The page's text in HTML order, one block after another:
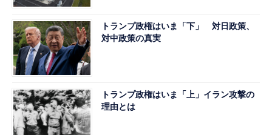
トランプ政権はいま「下」 対日政策、
対中政策の真実
トランプ政権はいま「上」イラン攻撃の
理由とは